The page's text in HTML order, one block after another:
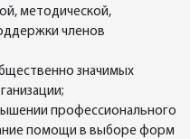
методической,
членов
значимых
профессионального
помощи в выборе форм